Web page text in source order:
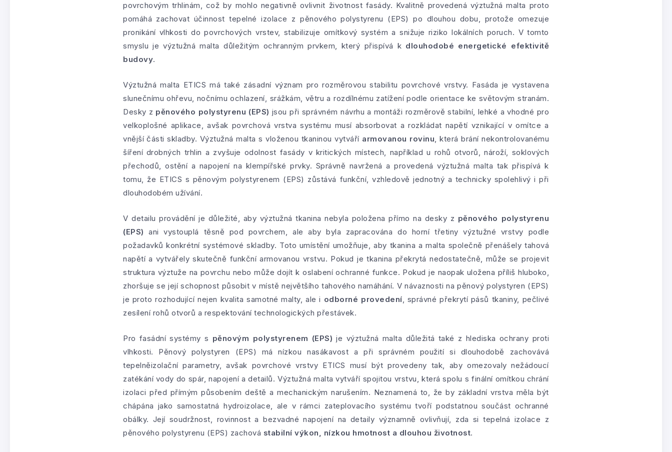
povrchovým trhlinám, což by mohlo negativně ovlivnit životnost fasády. Kvalitně provedená výztužná malta proto
pomáhá zachovat účinnost tepelné izolace z pěnového polystyrenu (EPS) po dlouhou dobu, protože omezuje
pronikání vlhkosti do povrchových vrstev, stabilizuje omítkový systém a snižuje riziko lokálních poruch. V tomto
smyslu je výztužná malta důležitým ochranným prvkem, který přispívá k dlouhodobé energetické efektivitě
budovy.
Výztužná malta ETICS má také zásadní význam pro rozměrovou stabilitu povrchové vrstvy. Fasáda je vystavena
slunečnímu ohřevu, nočnímu ochlazení, srážkám, větru a rozdílnému zatížení podle orientace ke světovým stranám.
Desky z pěnového polystyrenu (EPS) jsou při správném návrhu a montáži rozměrově stabilní, lehké a vhodné pro
velkoplošné aplikace, avšak povrchová vrstva systému musí absorbovat a rozkládat napětí vznikající v omítce a
vnější části skladby. Výztužná malta s vloženou tkaninou vytváří armovanou rovinu, která brání nekontrolovanému
šíření drobných trhlin a zvyšuje odolnost fasády v kritických místech, například u rohů otvorů, nároží, soklových
přechodů, ostění a napojení na klempířské prvky. Správně navržená a provedená výztužná malta tak přispívá k
tomu, že ETICS s pěnovým polystyrenem (EPS) zůstává funkční, vzhledově jednotný a technicky spolehlivý i při
dlouhodobém užívání.
V detailu provádění je důležité, aby výztužná tkanina nebyla položena přímo na desky z pěnového polystyrenu
(EPS) ani vystouplá těsně pod povrchem, ale aby byla zapracována do horní třetiny výztužné vrstvy podle
požadavků konkrétní systémové skladby. Toto umístění umožňuje, aby tkanina a malta společně přenášely tahová
napětí a vytvářely skutečně funkční armovanou vrstvu. Pokud je tkanina překrytá nedostatečně, může se projevit
struktura výztuže na povrchu nebo může dojít k oslabení ochranné funkce. Pokud je naopak uložena příliš hluboko,
zhoršuje se její schopnost působit v místě největšího tahového namáhání. V návaznosti na pěnový polystyren (EPS)
je proto rozhodující nejen kvalita samotné malty, ale i odborné provedení, správné překrytí pásů tkaniny, pečlivé
zesílení rohů otvorů a respektování technologických přestávek.
Pro fasádní systémy s pěnovým polystyrenem (EPS) je výztužná malta důležitá také z hlediska ochrany proti
vlhkosti. Pěnový polystyren (EPS) má nízkou nasákavost a při správném použití si dlouhodobě zachovává
tepelněizolační parametry, avšak povrchové vrstvy ETICS musí být provedeny tak, aby omezovaly nežádoucí
zatékání vody do spár, napojení a detailů. Výztužná malta vytváří spojitou vrstvu, která spolu s finální omítkou chrání
izolaci před přímým působením deště a mechanickým narušením. Neznamená to, že by základní vrstva měla být
chápána jako samostatná hydroizolace, ale v rámci zateplovacího systému tvoří podstatnou součást ochranné
obálky. Její soudržnost, rovinnost a bezvadné napojení na detaily významně ovlivňují, zda si tepelná izolace z
pěnového polystyrenu (EPS) zachová stabilní výkon, nízkou hmotnost a dlouhou životnost.